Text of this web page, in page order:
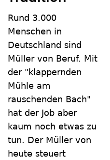
Rund 3.000
Menschen in
Deutschland sind
Müller von Beruf. Mit
der "klappernden
Mühle am
rauschenden Bach"
hat der Job aber
kaum noch etwas zu
tun. Der Müller von
heute steuert